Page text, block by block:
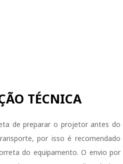
TÉCNICA
de preparar o projetor antes do
por isso é recomendado
do equipamento. O envio por